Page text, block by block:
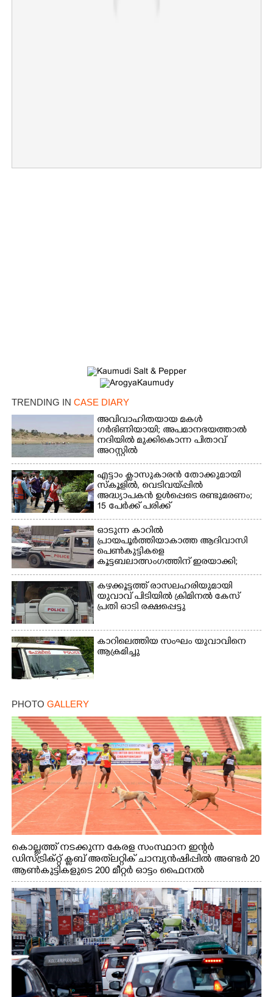
TRENDING IN CASE DIARY
അവിവാഹിതയായ മകൾ
ഗർഭിണിയായി; അപമാനഭയത്താൽ
നദിയിൽ മുക്കികൊന്ന പിതാവ്
അറസ്റ്റിൽ
എട്ടാം ക്ളാസുകാരൻ തോക്കുമായി
സ്കൂളിൽ, വെടിവയ്പ്പിൽ
അദ്ധ്യാപകൻ ഉൾപ്പെടെ രണ്ടുമരണം;
15 പേർക്ക് പരിക്ക്
ഓടുന്ന കാറിൽ
പ്രായപൂർത്തിയാകാത്ത ആദിവാസി
പെൺകുട്ടികളെ
കൂട്ടബലാത്സംഗത്തിന് ഇരയാക്കി;
മൂന്ന് പേർ പിടിയിൽ
കഴക്കൂട്ടത്ത് രാസലഹരിയുമായി
യുവാവ് പിടിയിൽ ക്രിമിനൽ കേസ്
പ്രതി ഓടി രക്ഷപ്പെട്ടു
കാറിലെത്തിയ സംഘം യുവാവിനെ
ആക്രമിച്ചു
PHOTO GALLERY
കൊല്ലത്ത് നടക്കുന്ന കേരള സംസ്ഥാന ഇന്റർ
ഡിസ്ട്രിക്റ്റ് ക്ലബ് അത്‌ലറ്റിക് ചാമ്പ്യൻഷിപ്പിൽ അണ്ടർ 20
ആൺകുട്ടികളുടെ 200 മീറ്റർ ഓട്ടം ഫൈനൽ
മത്സരത്തിനിടെ സിന്തറ്റിക് ട്രാക്കിന് കുറുകെ ഓടുന്ന
നായകൾ.
Share this link
Copy Link